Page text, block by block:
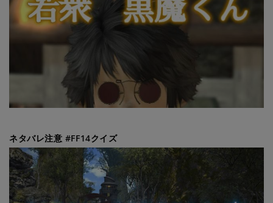
ネタバレ注意 #FF14クイズ